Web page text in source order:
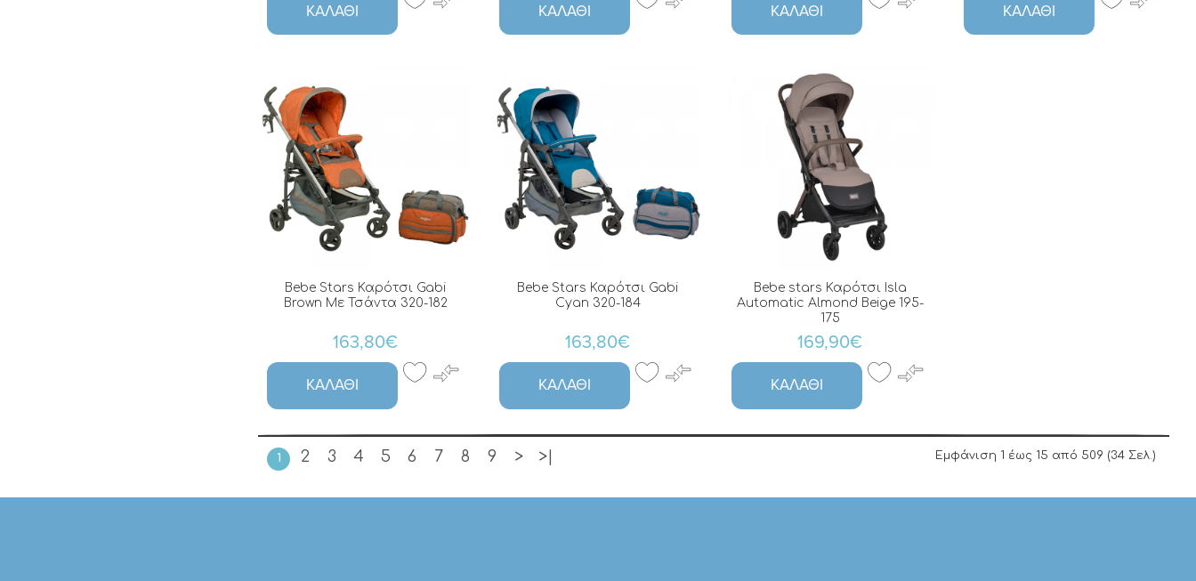
ΚΑΛΆΘΙ ΚΑΛΆΘΙ ΚΑΛΆΘΙ ΚΑΛΆΘΙ
Bebe Stars Καρότσι Gabi
Brown Με Τσάντα 320-182
163,80€
ΚΑΛΆΘΙ
Bebe Stars Καρότσι Gabi
Cyan 320-184
163,80€
ΚΑΛΆΘΙ
Bebe stars Καρότσι Isla
Automatic Almond Beige 195-
175
169,90€
ΚΑΛΆΘΙ
1 2 3 4 5 6 7 8 9 > >| Εμφάνιση 1 έως 15 από 509 (34 Σελ.)